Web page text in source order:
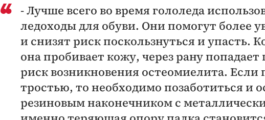
- Лучше всего во время гололеда
ледоходы для обуви. Они помогут более
и снизят риск поскользнуться и упасть.
она пробивает кожу, через рану попадает
риск возникновения остеомиелита.
тростью, то необходимо позаботиться и
резиновым наконечником с